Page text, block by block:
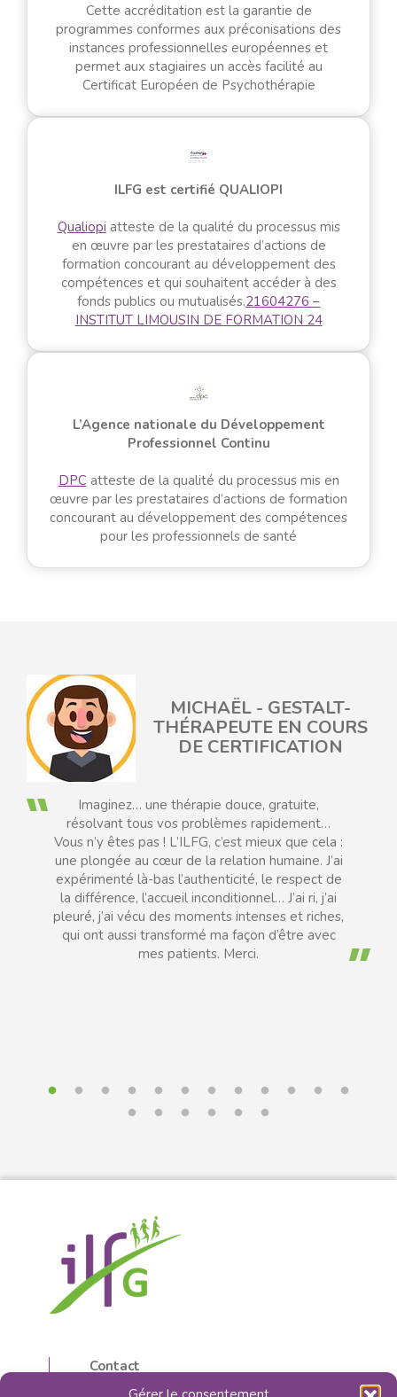
Cette accréditation est la garantie de
programmes conformes aux préconisations des
instances professionnelles européennes et
permet aux stagiaires un accès facilité au
Certificat Européen de Psychothérapie
ILFG est certifié QUALIOPI
Qualiopi atteste de la qualité du processus mis
en œuvre par les prestataires d’actions de
formation concourant au développement des
compétences et qui souhaitent accéder à des
fonds publics ou mutualisés.21604276 –
INSTITUT LIMOUSIN DE FORMATION 24
L’Agence nationale du Développement
Professionnel Continu
DPC atteste de la qualité du processus mis en
œuvre par les prestataires d’actions de formation
concourant au développement des compétences
pour les professionnels de santé
MICHAËL - GESTALT-
THÉRAPEUTE EN COURS
DE CERTIFICATION
Imaginez… une thérapie douce, gratuite,
résolvant tous vos problèmes rapidement…
Vous n’y êtes pas ! L’ILFG, c’est mieux que cela :
une plongée au cœur de la relation humaine. J’ai
expérimenté là-bas l’authenticité, le respect de
la différence, l’accueil inconditionnel… J’ai ri, j’ai
pleuré, j’ai vécu des moments intenses et riches,
qui ont aussi transformé ma façon d’être avec
mes patients. Merci.
Contact
5, rue d’Isly